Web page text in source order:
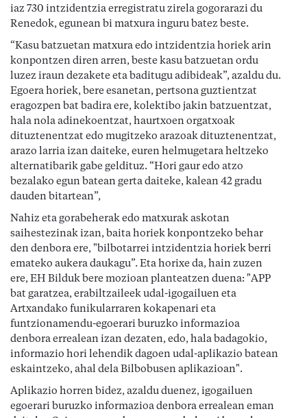
iaz 730 intzidentzia erregistratu zirela gogorarazi du
Renedok, egunean bi matxura inguru batez beste.
“Kasu batzuetan matxura edo intzidentzia horiek arin
konpontzen diren arren, beste kasu batzuetan ordu
luzez iraun dezakete eta baditugu adibideak”, azaldu du.
Egoera horiek, bere esanetan, pertsona guztientzat
eragozpen bat badira ere, kolektibo jakin batzuentzat,
hala nola adinekoentzat, haurtxoen orgatxoak
dituztenentzat edo mugitzeko arazoak dituztenentzat,
arazo larria izan daiteke, euren helmugetara heltzeko
alternatibarik gabe geldituz. “Hori gaur edo atzo
bezalako egun batean gerta daiteke, kalean 42 gradu
dauden bitartean”,
Nahiz eta gorabeherak edo matxurak askotan
saihestezinak izan, baita horiek konpontzeko behar
den denbora ere, "bilbotarrei intzidentzia horiek berri
emateko aukera daukagu”. Eta horixe da, hain zuzen
ere, EH Bilduk bere mozioan planteatzen duena: "APP
bat garatzea, erabiltzaileek udal-igogailuen eta
Artxandako funikularraren kokapenari eta
funtzionamendu-egoerari buruzko informazioa
denbora errealean izan dezaten, edo, hala badagokio,
informazio hori lehendik dagoen udal-aplikazio batean
eskaintzeko, ahal dela Bilbobusen aplikazioan".
Aplikazio horren bidez, azaldu duenez, igogailuen
egoerari buruzko informazioa denbora errealean eman